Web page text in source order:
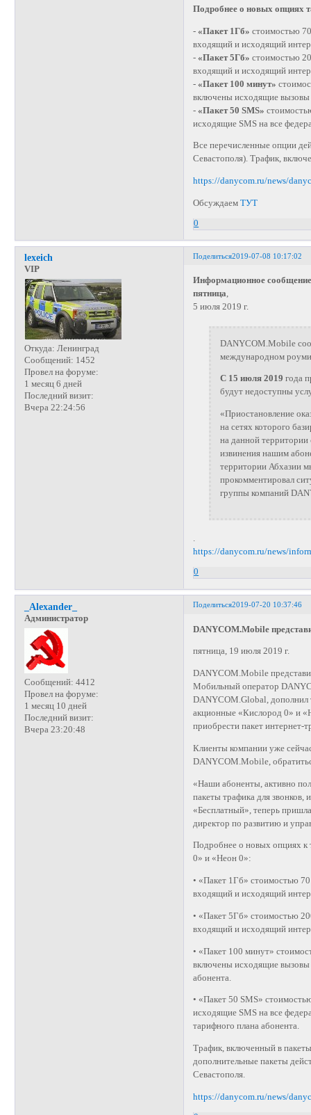
Подробнее о новых опциях
-«Пакет 1Гб» стоимостью
входящий и исходящий
-«Пакет 5Гб» стоимостью
входящий и исходящий
-«Пакет 100 минут»
включены исходящие вызовы
-«Пакет 50 SMS»
исходящие SMS на все
Все перечисленные опции
Севастополя). Трафик,
https://danycom.ru/news/
ОбсуждаемТУТ
0
Поделиться2019-07-08 10:17:02
lexeich
VIP
Откуда: Ленинград
Сообщений: 1452
Провел на форуме:
1 месяц 6 дней
Последний визит:
Вчера 22:24:56
Информационное
пятница,
5 июля 2019 г.
DANYCOM.Mobile
международном
С 15 июля 2019 года
будут недоступны
«Приостановление
на сетях которого
на данной
извинения нашим
территории Абхазии
прокомментировал
группы компаний
.
https://danycom.ru/news/
0
Поделиться2019-07-20 10:37:46
_Alexander_
Администратор
Сообщений: 4412
Провел на форуме:
1 месяц 10 дней
Последний визит:
Вчера 23:20:48
DANYCOM.Mobile
пятница, 19 июля 2019 г.
DANYCOM.Mobile
Мобильный оператор
DANYCOM.Global,
акционные «Кислород 0» и
приобрести пакет интернет-
Клиенты компании уже
DANYCOM.Mobile,
«Наши абоненты, активно
пакеты трафика для звонков,
«Бесплатный», теперь
директор по развитию и
Подробнее о новых опциях
0» и «Неон 0»:
• «Пакет 1Гб» стоимостью
входящий и исходящий
• «Пакет 5Гб» стоимостью
входящий и исходящий
• «Пакет 100 минут»
включены исходящие вызовы
абонента.
• «Пакет 50 SMS»
исходящие SMS на все
тарифного плана абонента.
Трафик, включенный в
дополнительные пакеты
Севастополя.
https://danycom.ru/news/